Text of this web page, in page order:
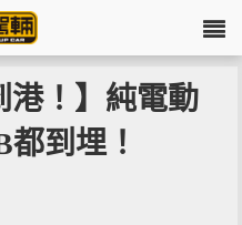
港！】純電動
到埋！